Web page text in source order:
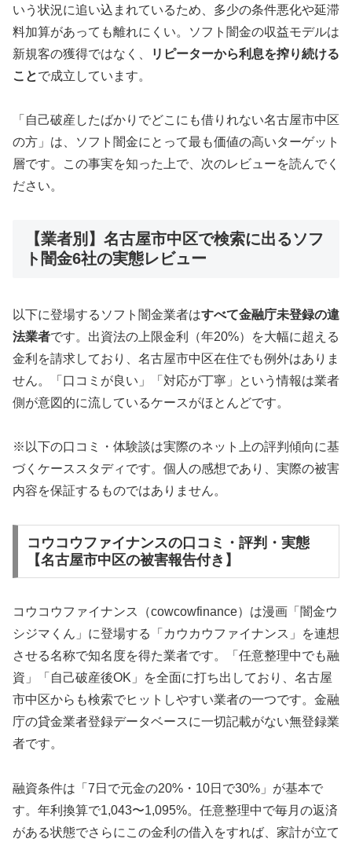
いう状況に追い込まれているため、多少の条件悪化や延滞
料加算があっても離れにくい。ソフト闇金の収益モデルは
新規客の獲得ではなく、
リピーターから利息を搾り続ける
ことで成立しています。
「自己破産したばかりでどこにも借りれない名古屋市中区
の方」は、ソフト闇金にとって最も価値の高いターゲット
層です。この事実を知った上で、次のレビューを読んでく
ださい。
【業者別】名古屋市中区で検索に出るソフ
ト闇金6社の実態レビュー
以下に登場するソフト闇金業者はすべて金融庁未登録の違
法業者です。出資法の上限金利（年20%）を大幅に超える
金利を請求しており、名古屋市中区在住でも例外はありま
せん。「口コミが良い」「対応が丁寧」という情報は業者
側が意図的に流しているケースがほとんどです。
※以下の口コミ・体験談は実際のネット上の評判傾向に基
づくケーススタディです。個人の感想であり、実際の被害
内容を保証するものではありません。
コウコウファイナンスの口コミ・評判・実態
【名古屋市中区の被害報告付き】
コウコウファイナンス（cowcowfinance）は漫画「闇金ウ
シジマくん」に登場する「カウカウファイナンス」を連想
させる名称で知名度を得た業者です。「任意整理中でも融
資」「自己破産後OK」を全面に打ち出しており、名古屋
市中区からも検索でヒットしやすい業者の一つです。金融
庁の貸金業者登録データベースに一切記載がない無登録業
者です。
融資条件は「7日で元金の20%・10日で30%」が基本で
す。年利換算で1,043〜1,095%。任意整理中で毎月の返済
がある状態でさらにこの金利の借入をすれば、家計が立て